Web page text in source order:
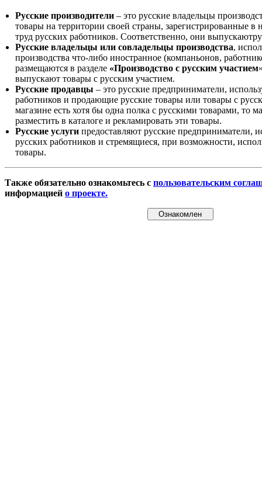
Русские производители – это русские владельцы
товары на территории своей страны, зарегистрированные
труд русских работников. Соответственно, они
Русские владельцы или совладельцы производства,
производства что-либо иностранное (компаньонов,
размещаются в разделе «Производство с русским участием
выпускают товары с русским участием.
Русские продавцы – это русские предприниматели,
работников и продающие русские товары или товары с
магазине есть хотя бы одна полка с русскими товарами, то
разместить в каталоге и рекламировать эти товары.
Русские услуги предоставляют русские предприниматели,
русских работников и стремящиеся, при возможности,
товары.
Также обязательно ознакомьтесь с пользовательским
информацией о проекте.
Ознакомлен